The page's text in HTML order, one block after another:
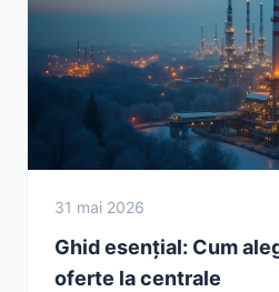
31 mai 2026
Ghid esențial: Cum
oferte la centrale